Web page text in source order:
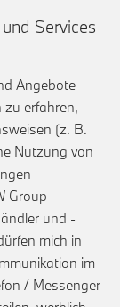
Services
Angebote
zu erfahren,
(z. B.
Nutzung von
Group
und -
mich in
im
/ Messenger